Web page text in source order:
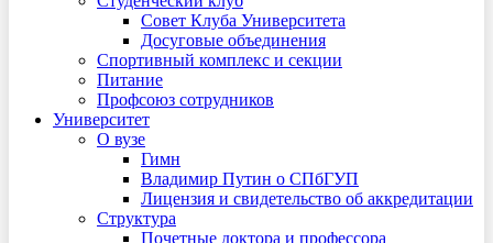
Совет Клуба Университета
Досуговые объединения
Спортивный комплекс и секции
Питание
Профсоюз сотрудников
Университет
О вузе
Гимн
Владимир Путин о СПбГУП
Лицензия и свидетельство об аккредитации
Структура
Почетные доктора и профессора